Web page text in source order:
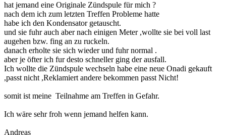
hat jemand eine Originale Zündspule für mich ?
nach dem ich zum letzten Treffen Probleme hatte
habe ich den Kondensator getauscht.
und sie fuhr auch aber nach einigen Meter ,wollte sie bei voll last
augehen bzw. fing an zu ruckeln.
danach erholte sie sich wieder und fuhr normal .
aber je öfter ich fur desto schneller ging der ausfall.
Ich wollte die Zündspule wechseln habe eine neue Onadi gekauft
,passt nicht ,Reklamiert andere bekommen passt Nicht!
somit ist meine Teilnahme am Treffen in Gefahr.
Ich wäre sehr froh wenn jemand helfen kann.
Andreas